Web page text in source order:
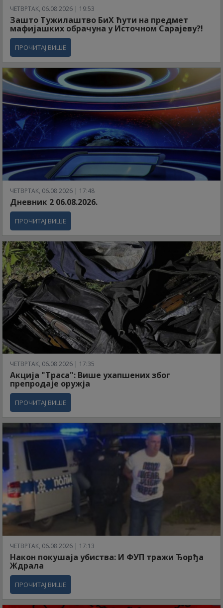
ЧЕТВРТАК, 06.08.2026 | 19:53
Зашто Тужилаштво БиХ ћути на предмет
мафијашких обрачуна у Источном Сарајеву?!
ПРОЧИТАЈ ВИШЕ
ЧЕТВРТАК, 06.08.2026 | 17:48
Дневник 2 06.08.2026.
ПРОЧИТАЈ ВИШЕ
ЧЕТВРТАК, 06.08.2026 | 17:35
Акција "Траса": Више ухапшених због
препродаје оружја
ПРОЧИТАЈ ВИШЕ
ЧЕТВРТАК, 06.08.2026 | 17:13
Након покушаја убиства: И ФУП тражи Ђорђа
Ждрала
ПРОЧИТАЈ ВИШЕ